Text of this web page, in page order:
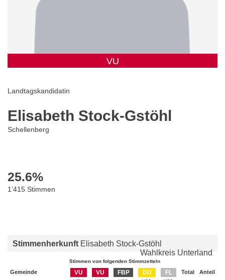
VU
Landtagskandidatin
Elisabeth Stock-Gstöhl
Schellenberg
25.6%
1’415 Stimmen
Stimmenherkunft Elisabeth Stock-Gstöhl
Wahlkreis Unterland
Stimmen von folgenden Stimmzetteln
Gemeinde VU VU FBP DU FL Total Anteil